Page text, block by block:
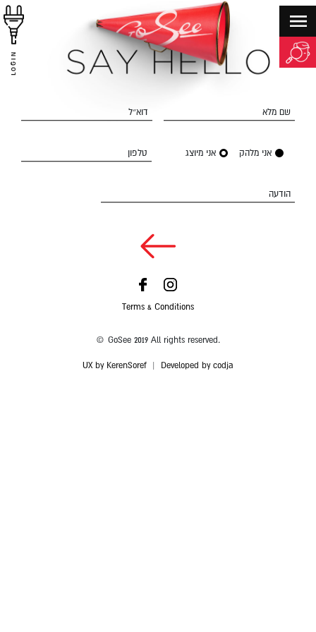
LOGIN
שם מלא דוא״ל
אני מלהק אני מיוצג טלפון
הודעה
Terms & Conditions
© GoSee 2019 All rights reserved.
UX by KerenSoref Developed by codja